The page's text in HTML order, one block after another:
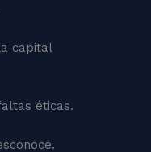
capital
éticas.